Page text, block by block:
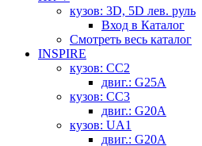
кузов: 3D, 5D лев. руль
Вход в Каталог
Смотреть весь каталог
INSPIRE
кузов: CC2
двиг.: G25A
кузов: CC3
двиг.: G20A
кузов: UA1
двиг.: G20A